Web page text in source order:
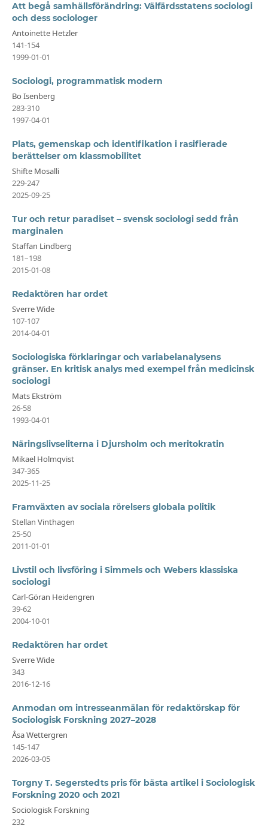
Att begå samhällsförändring: Välfärdsstatens sociologi
och dess sociologer
Antoinette Hetzler
141-154
1999-01-01
Sociologi, programmatisk modern
Bo Isenberg
283-310
1997-04-01
Plats, gemenskap och identifikation i rasifierade
berättelser om klassmobilitet
Shifte Mosalli
229-247
2025-09-25
Tur och retur paradiset – svensk sociologi sedd från
marginalen
Staffan Lindberg
181–198
2015-01-08
Redaktören har ordet
Sverre Wide
107-107
2014-04-01
Sociologiska förklaringar och variabelanalysens
gränser. En kritisk analys med exempel från medicinsk
sociologi
Mats Ekström
26-58
1993-04-01
Näringslivseliterna i Djursholm och meritokratin
Mikael Holmqvist
347-365
2025-11-25
Framväxten av sociala rörelsers globala politik
Stellan Vinthagen
25-50
2011-01-01
Livstil och livsföring i Simmels och Webers klassiska
sociologi
Carl-Göran Heidengren
39-62
2004-10-01
Redaktören har ordet
Sverre Wide
343
2016-12-16
Anmodan om intresseanmälan för redaktörskap för
Sociologisk Forskning 2027–2028
Åsa Wettergren
145-147
2026-03-05
Torgny T. Segerstedts pris för bästa artikel i Sociologisk
Forskning 2020 och 2021
Sociologisk Forskning
232